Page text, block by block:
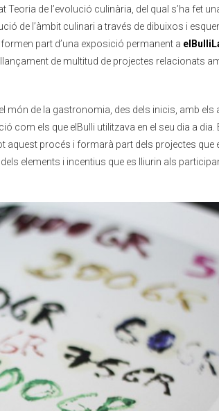
de l’evolució culinària, del qual s’ha fet
de l’àmbit culinari a través de dibuixos i
part d’una exposició permanent a
de multitud de projectes relacionats
món de la gastronomia, des dels inicis, amb els
els que elBulli utilitzava en el seu dia a dia.
aquest procés i formarà part dels projectes que
dels elements i incentius que es lliurin als